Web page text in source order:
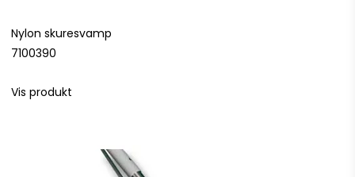
Nylon skuresvamp
7100390
Vis produkt